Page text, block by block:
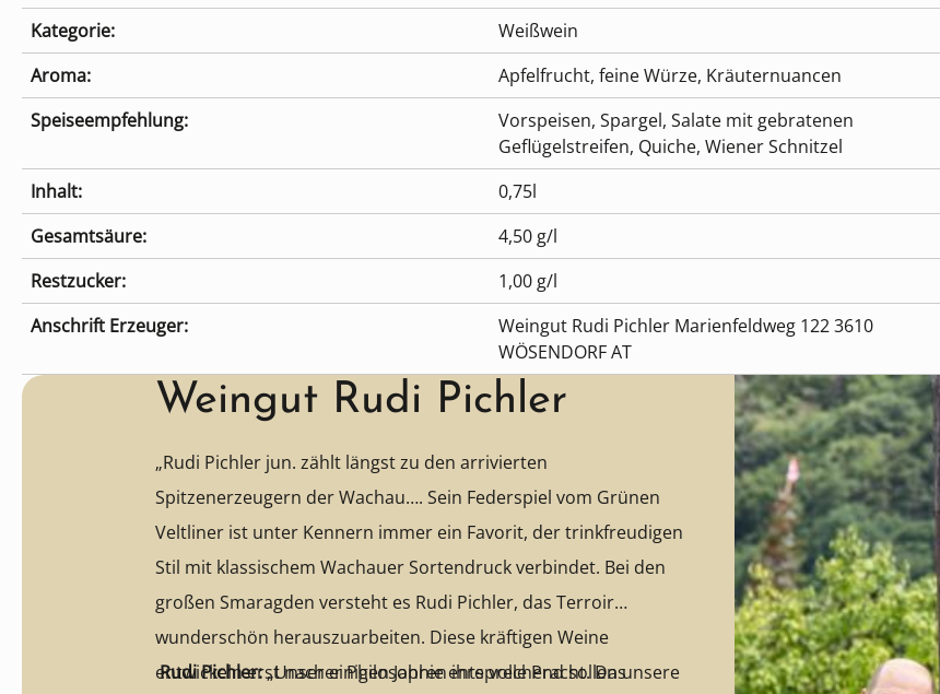
Kategorie: Weißwein
Aroma: Apfelfrucht, feine Würze, Kräuternuancen
Speiseempfehlung:
Vorspeisen, Spargel, Salate mit gebratenen
Geflügelstreifen, Quiche, Wiener Schnitzel
Inhalt:
0,75l
Gesamtsäure:
4,50 g/l
Restzucker:
1,00 g/l
Anschrift Erzeuger:
Weingut Rudi Pichler Marienfeldweg 122 3610
WÖSENDORF AT
Weingut Rudi Pichler
„Rudi Pichler jun. zählt längst zu den arrivierten
Spitzenerzeugern der Wachau…. Sein Federspiel vom Grünen
Veltliner ist unter Kennern immer ein Favorit, der trinkfreudigen
Stil mit klassischem Wachauer Sortendruck verbindet. Bei den
großen Smaragden versteht es Rudi Pichler, das Terroir
wunderschön herauszuarbeiten. Diese kräftigen Weine
entwickeln erst nach einigen Jahren ihre volle Pracht. Das
Rudi Pichler:„Unserer Philosophie entsprechend sollen unsere